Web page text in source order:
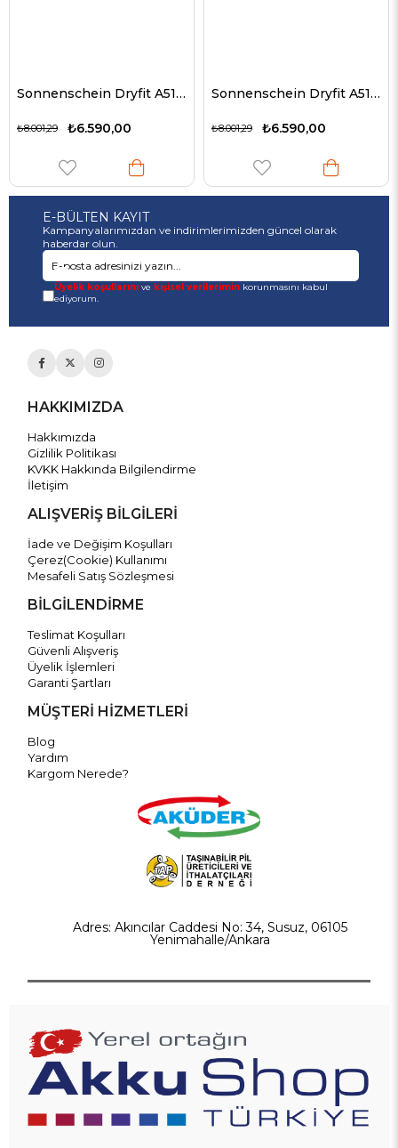
Sonnenschein Dryfit A512 / 10S kurşun akü, VDS no.: G189231
₺6.590,00
₺8.001,29
Sonnenschein Dryfit A512 / 10S kurşun akü, VDS no.: G189231
₺6.590,00
₺8.001,29
E-BÜLTEN KAYIT
Kampanyalarımızdan ve indirimlerimizden güncel olarak
haberdar olun.
Üyelik koşullarınıve kişisel verileriminkorunmasını kabul
ediyorum.
HAKKIMIZDA
Hakkımızda
Gizlilik Politikası
KVKK Hakkında Bilgilendirme
İletişim
ALIŞVERİŞ BİLGİLERİ
İade ve Değişim Koşulları
Çerez(Cookie) Kullanımı
Mesafeli Satış Sözleşmesi
BİLGİLENDİRME
Teslimat Koşulları
Güvenli Alışveriş
Üyelik İşlemleri
Garanti Şartları
MÜŞTERİ HİZMETLERİ
Blog
Yardım
Kargom Nerede?
Adres: Akıncılar Caddesi No: 34, Susuz, 06105
Yenimahalle/Ankara